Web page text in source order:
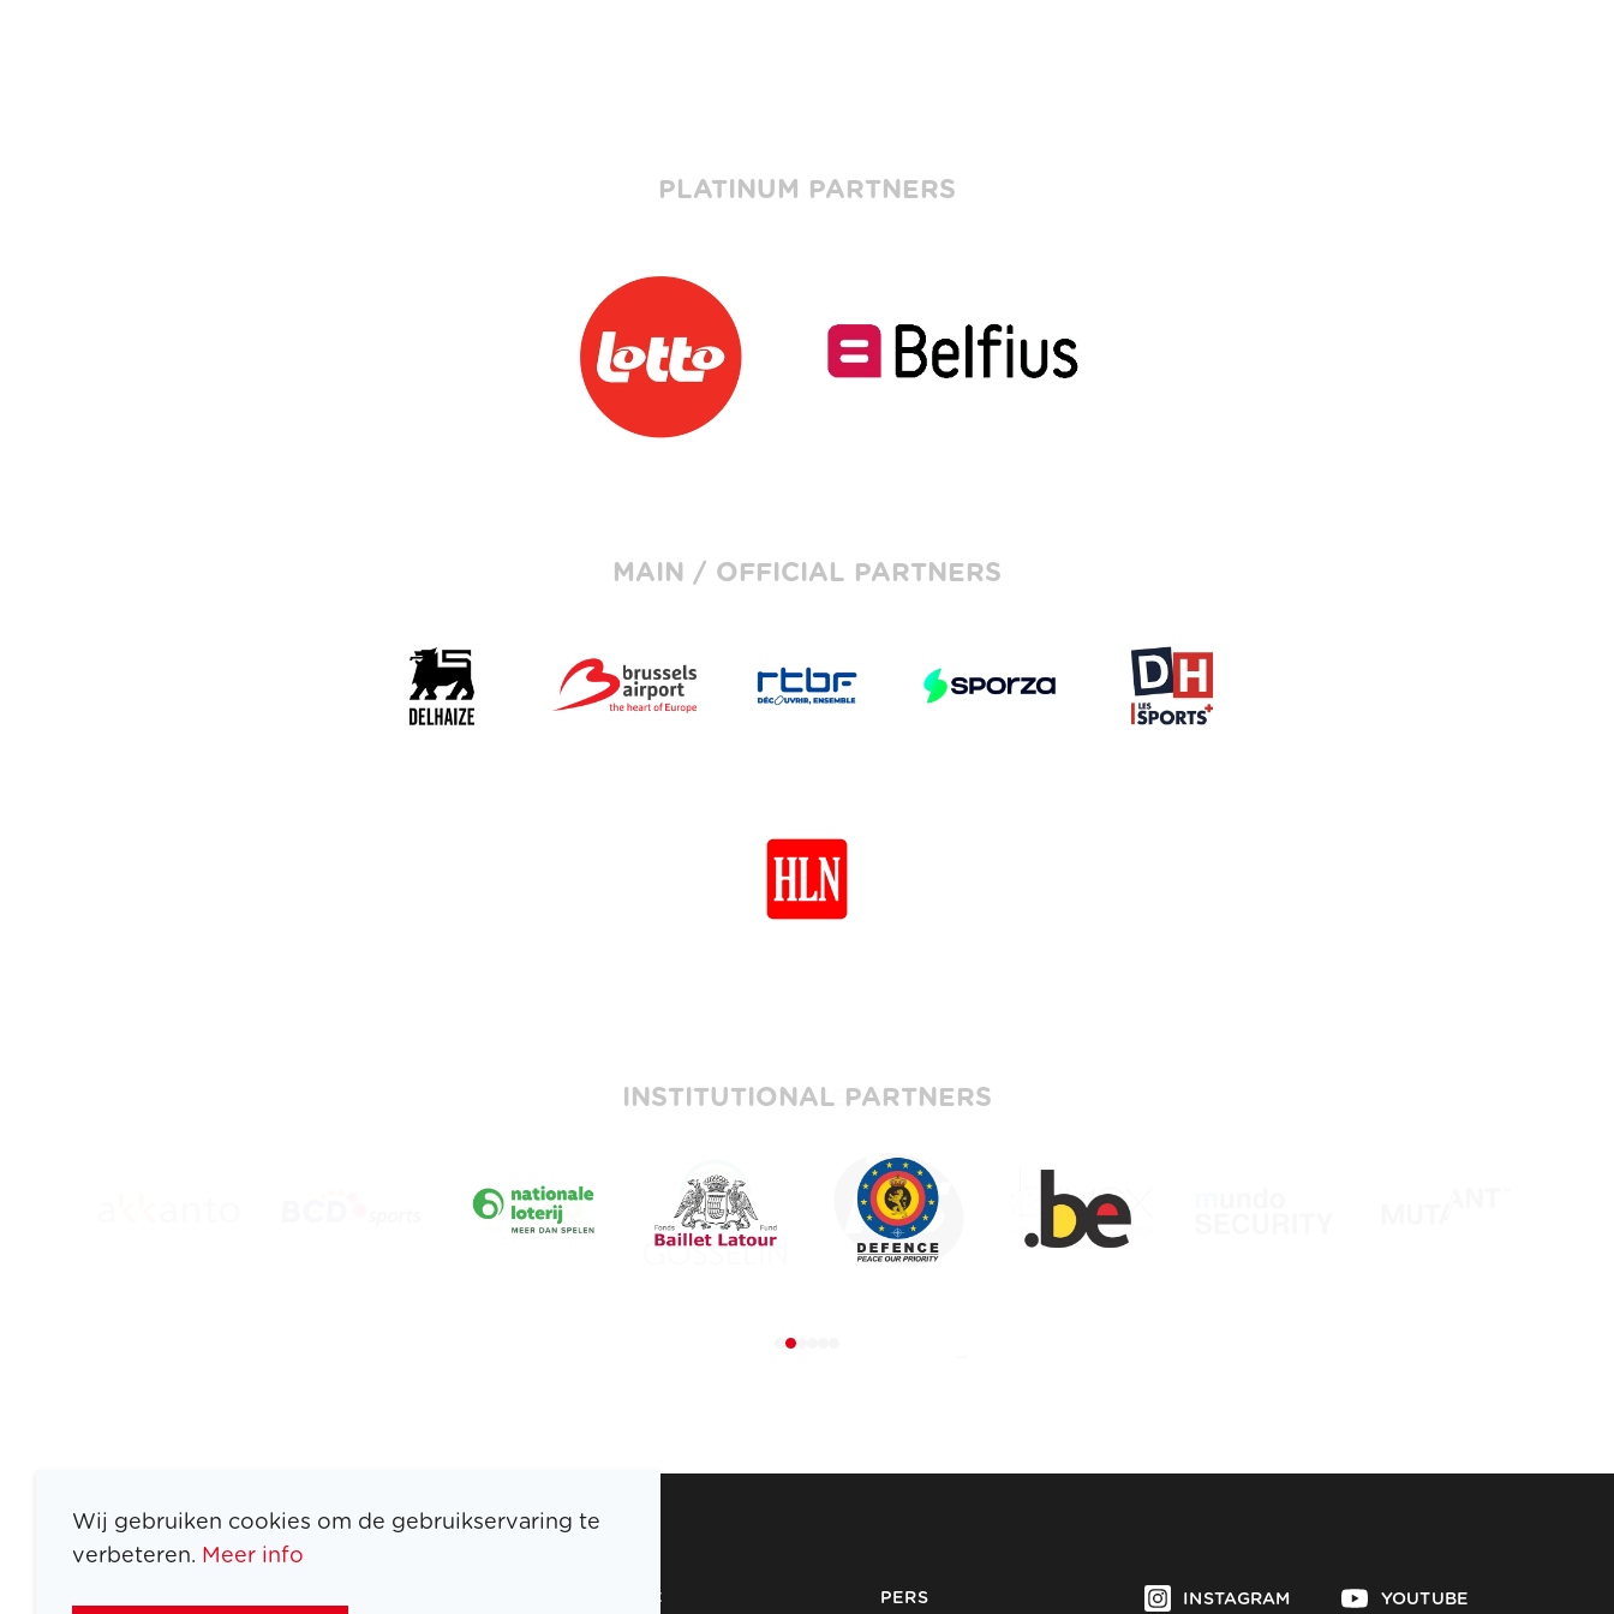
PLATINUM PARTNERS
MAIN / OFFICIAL PARTNERS
INSTITUTIONAL PARTNERS
BOIC PERS INSTAGRAM YOUTUBE
Wij gebruiken cookies om de gebruikservaring te
verbeteren. Meer info